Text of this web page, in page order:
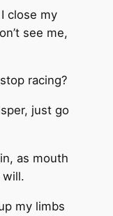
close my
see me,
racing?
just go
as mouth
will.
my limbs